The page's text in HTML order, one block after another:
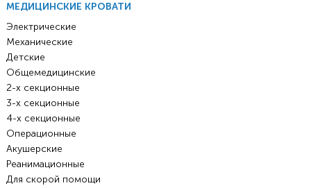
МЕДИЦИНСКИЕ КРОВАТИ
Электрические
Механические
Детские
Общемедицинские
2-х секционные
3-х секционные
4-х секционные
Операционные
Акушерские
Реанимационные
Для скорой помощи